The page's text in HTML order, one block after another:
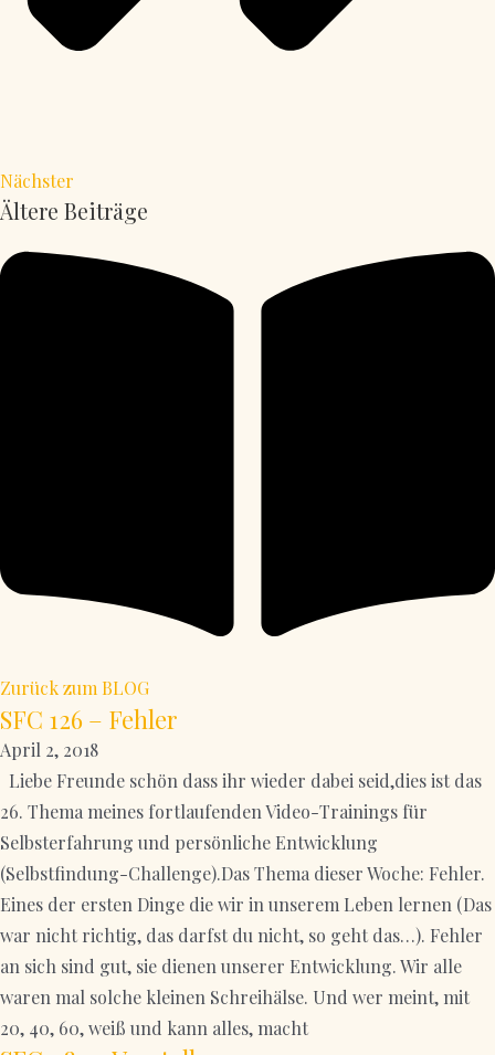
Nächster
Ältere Beiträge
Zurück zum BLOG
SFC 126 – Fehler
April 2, 2018
Liebe Freunde schön dass ihr wieder dabei seid,dies ist das
26. Thema meines fortlaufenden Video-Trainings für
Selbsterfahrung und persönliche Entwicklung
(Selbstfindung-Challenge).Das Thema dieser Woche: Fehler.
Eines der ersten Dinge die wir in unserem Leben lernen (Das
war nicht richtig, das darfst du nicht, so geht das…). Fehler
an sich sind gut, sie dienen unserer Entwicklung. Wir alle
waren mal solche kleinen Schreihälse. Und wer meint, mit
20, 40, 60, weiß und kann alles, macht